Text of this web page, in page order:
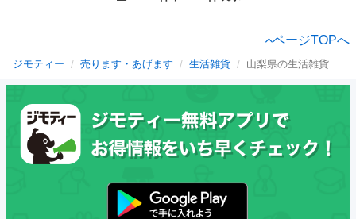
ページTOPへ
ジモティー 売ります・あげます 生活雑貨 山梨県の生活雑貨